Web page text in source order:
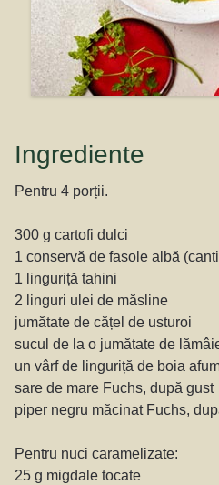
Ingrediente
Pentru 4 porții.
300 g cartofi dulci
1 conservă de fasole albă
1 linguriță tahini
2 linguri ulei de măsline
jumătate de cățel de usturoi
sucul de la o jumătate de
un vârf de linguriță de boia
sare de mare Fuchs, după gust
piper negru măcinat Fuchs,
Pentru nuci caramelizate:
25 g migdale tocate